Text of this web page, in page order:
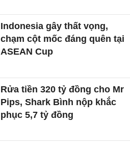
Indonesia gây thất vọng,
chạm cột mốc đáng quên tại
ASEAN Cup
Rửa tiền 320 tỷ đồng cho Mr
Pips, Shark Bình nộp khắc
phục 5,7 tỷ đồng